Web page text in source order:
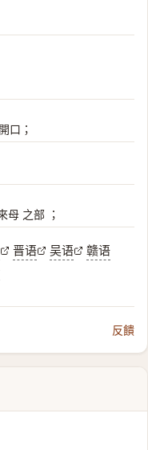
口；
母 之部 ；
晋语 吴语
赣语
反饋